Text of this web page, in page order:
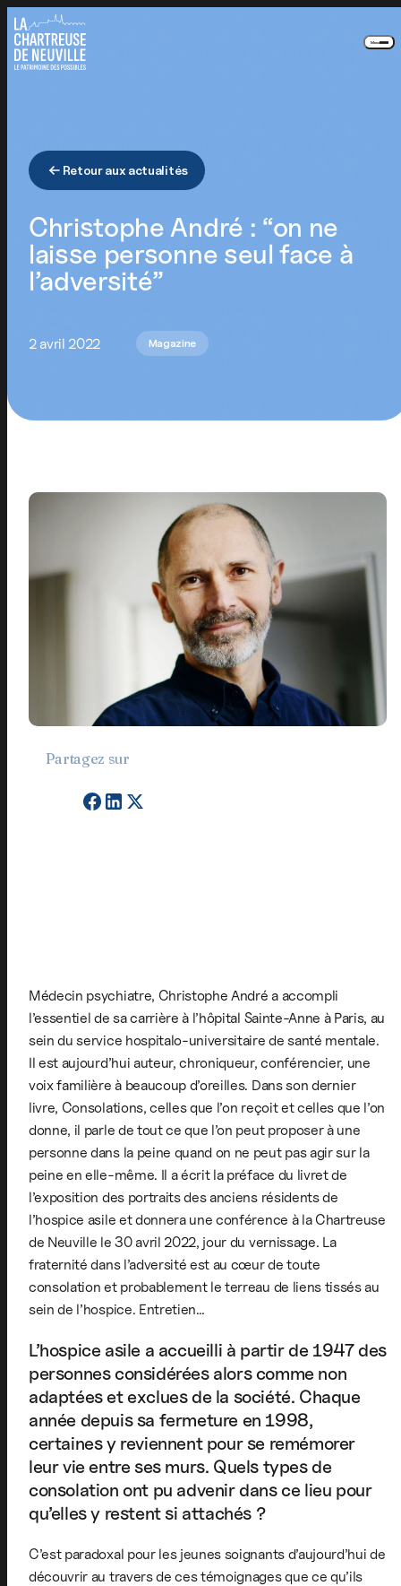
Menu
Retour aux actualités
Christophe André : “on ne
laisse personne seul face à
l’adversité”
2 avril 2022 Magazine
Partagez sur
Médecin psychiatre, Christophe André a accompli
l’essentiel de sa carrière à l’hôpital Sainte-Anne à Paris, au
sein du service hospitalo-universitaire de santé mentale.
Il est aujourd’hui auteur, chroniqueur, conférencier, une
voix familière à beaucoup d’oreilles. Dans son dernier
livre, Consolations, celles que l’on reçoit et celles que l’on
donne, il parle de tout ce que l’on peut proposer à une
personne dans la peine quand on ne peut pas agir sur la
peine en elle-même. Il a écrit la préface du livret de
l’exposition des portraits des anciens résidents de
l’hospice asile et donnera une conférence à la Chartreuse
de Neuville le 30 avril 2022, jour du vernissage. La
fraternité dans l’adversité est au cœur de toute
consolation et probablement le terreau de liens tissés au
sein de l’hospice. Entretien…
L’hospice asile a accueilli à partir de 1947 des
personnes considérées alors comme non
adaptées et exclues de la société. Chaque
année depuis sa fermeture en 1998,
certaines y reviennent pour se remémorer
leur vie entre ses murs. Quels types de
consolation ont pu advenir dans ce lieu pour
qu’elles y restent si attachés ?
C’est paradoxal pour les jeunes soignants d’aujourd’hui de
découvrir au travers de ces témoignages que ce qu’ils
Panneau de gestion des cookies